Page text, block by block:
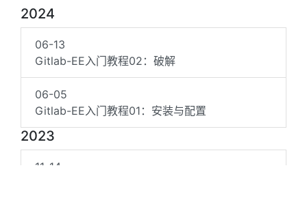
2024
06-13
Gitlab-EE入门教程02：破解
06-05
Gitlab-EE入门教程01：安装与配置
2023
11-14